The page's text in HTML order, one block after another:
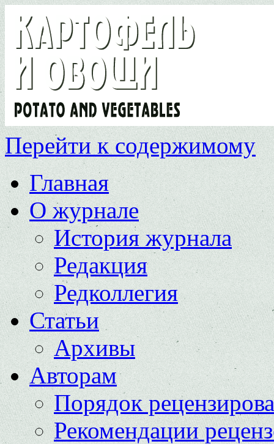
Перейти к содержимому
Главная
О журнале
История журнала
Редакция
Редколлегия
Статьи
Архивы
Авторам
Порядок
Рекомендации